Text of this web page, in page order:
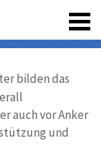
bilden das
auch vor Anker
und